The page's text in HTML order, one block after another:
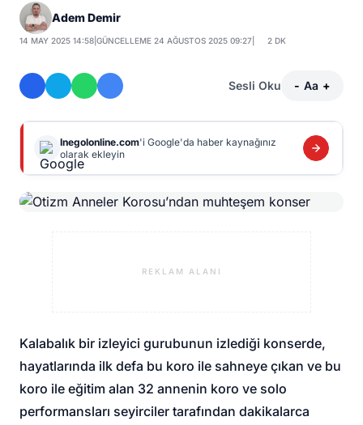
Adem Demir
14 MAY 2025 14:58 |GÜNCELLEME 24 AĞUSTOS 2025 09:27 2 DK
Sesli Oku - Aa +
Inegolonline.com'i Google'da haber kaynağınız
olarak ekleyin
REKLAM ALANI
Kalabalık bir izleyici gurubunun izlediği konserde,
hayatlarında ilk defa bu koro ile sahneye çıkan ve bu
koro ile eğitim alan 32 annenin koro ve solo
performansları seyirciler tarafından dakikalarca